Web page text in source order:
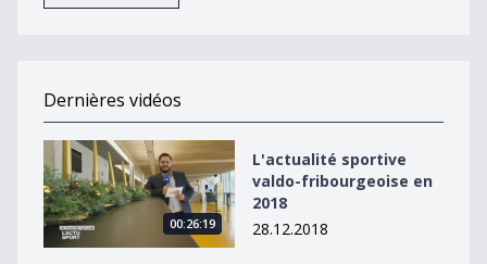
Dernières vidéos
L&#039;actualité sportive valdo-fribourgeoise en 2018
00:26:19
L'actualité sportive
valdo-fribourgeoise en
2018
28.12.2018